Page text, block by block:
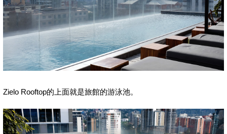
Zielo Rooftop的上面就是旅館的游泳池。